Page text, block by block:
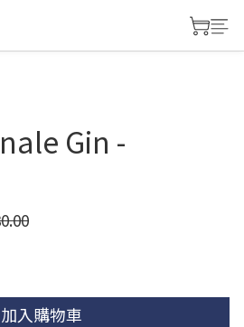
Gin -
加入購物車